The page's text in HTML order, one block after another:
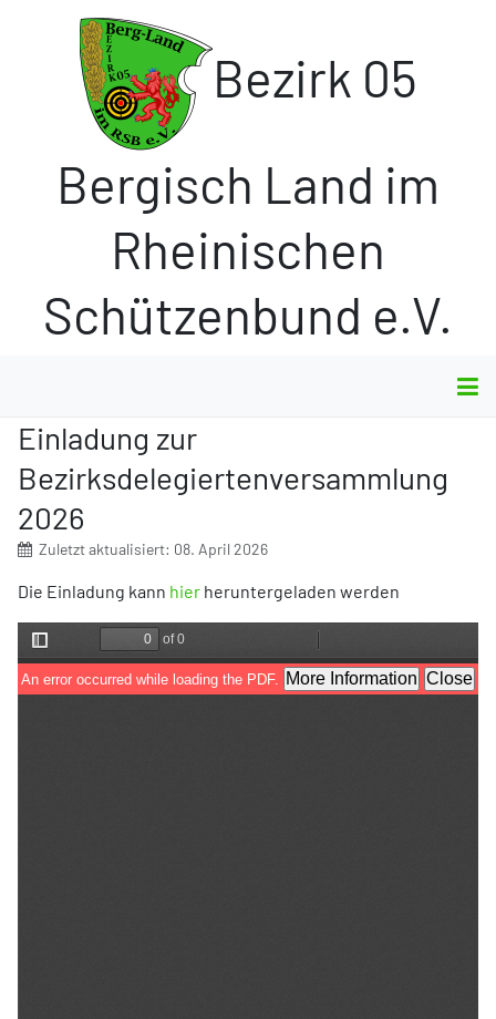
Bezirk 05
Bergisch Land im
Rheinischen
Schützenbund e.V.
Einladung zur
Bezirksdelegiertenversammlung
2026
Zuletzt aktualisiert: 08. April 2026
Die Einladung kann hier heruntergeladen werden